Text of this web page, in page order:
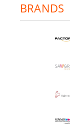
BRANDS